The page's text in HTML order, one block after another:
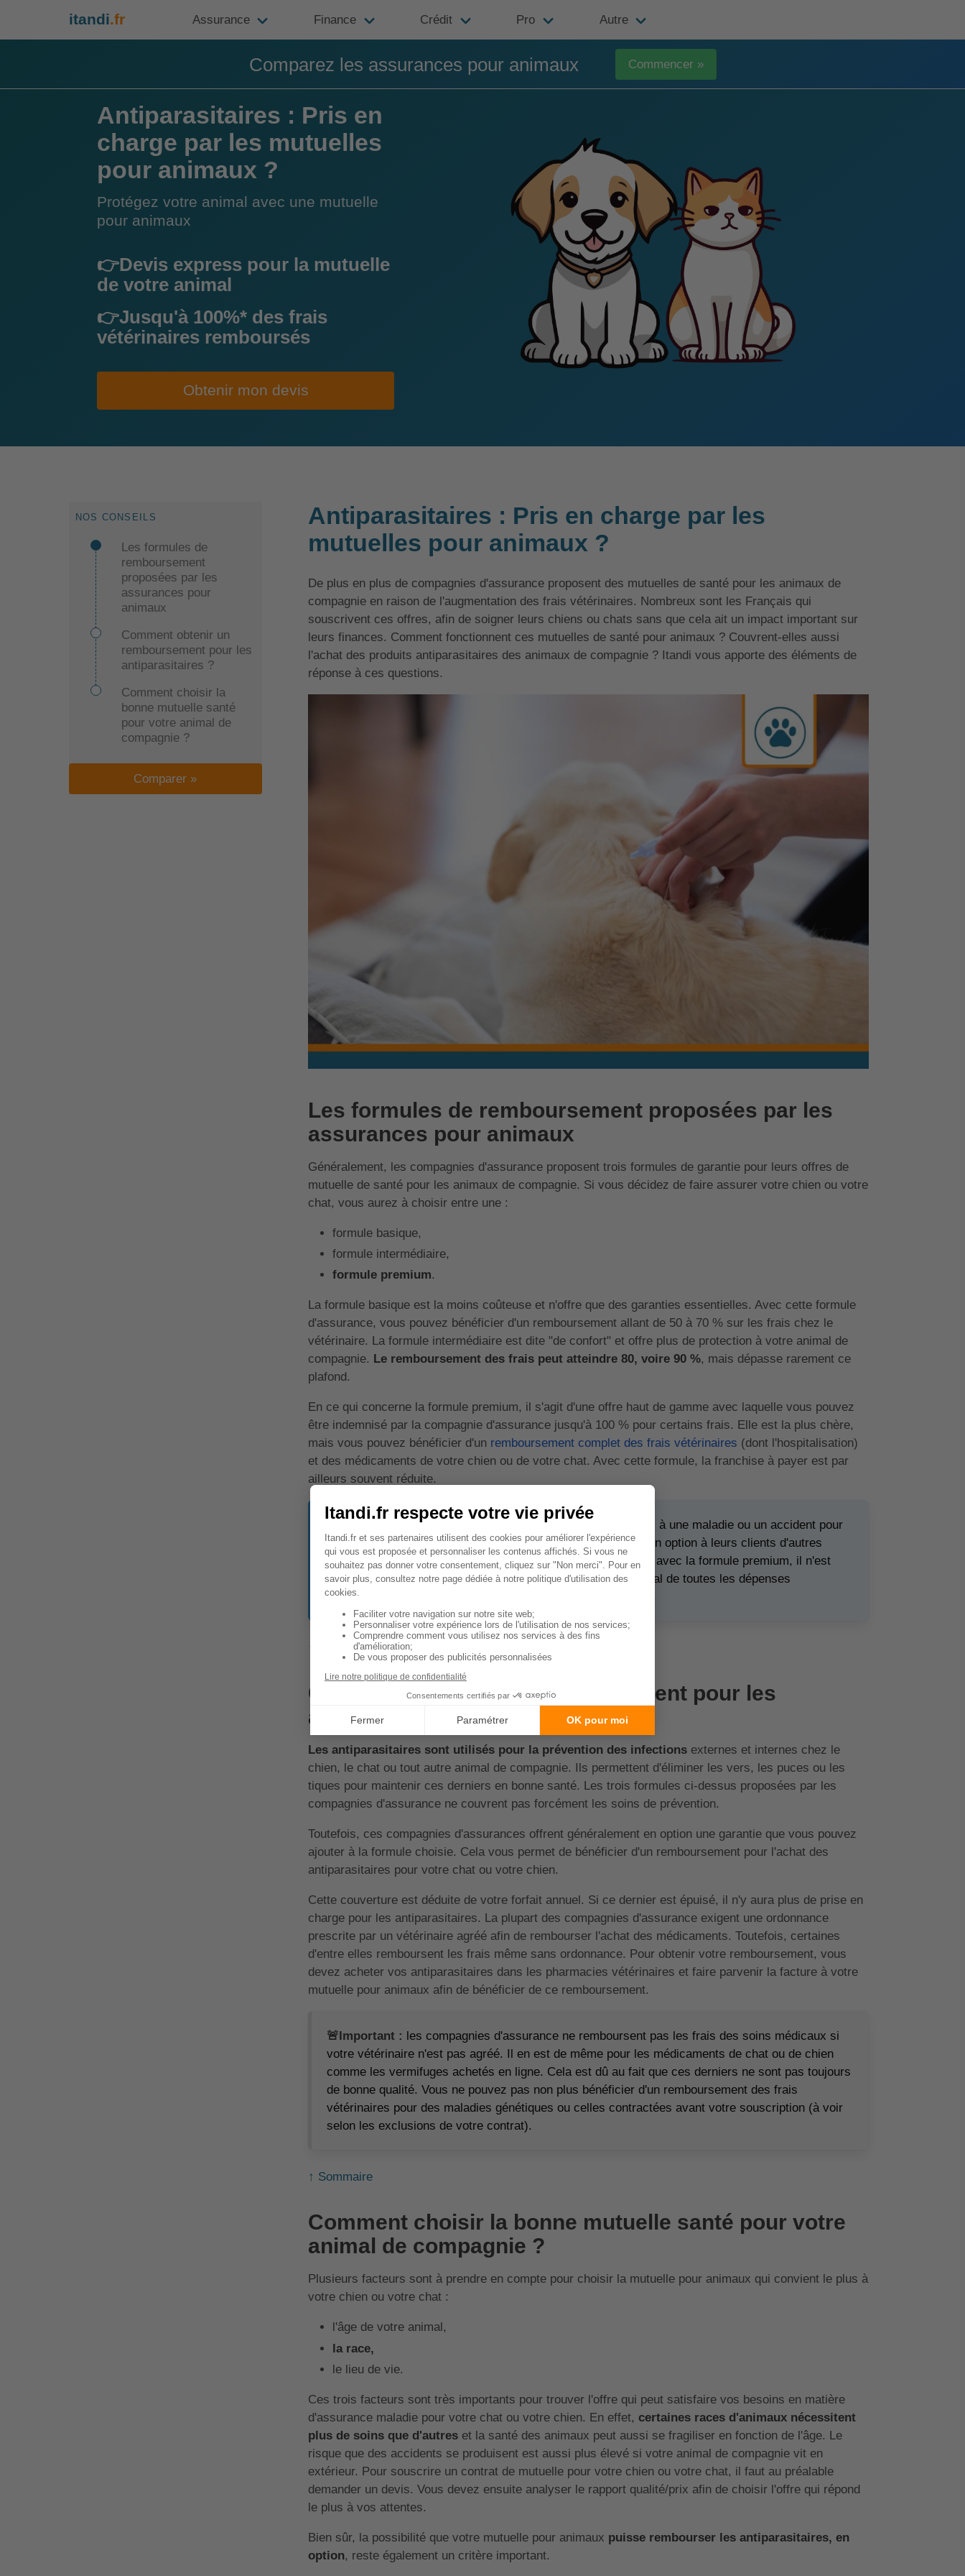
itandi.fr Assurance Finance Crédit Pro Autre
Comparez les assurances pour animaux Commencer »
Antiparasitaires : Pris en
charge par les mutuelles
pour animaux ?
Protégez votre animal avec une mutuelle
pour animaux
👉Devis express pour la mutuelle
de votre animal
👉Jusqu'à 100%* des frais
vétérinaires remboursés
Obtenir mon devis
NOS CONSEILS
Les formules de
remboursement
proposées par les
assurances pour
animaux
Comment obtenir un
remboursement pour les
antiparasitaires ?
Comment choisir la
bonne mutuelle santé
pour votre animal de
compagnie ?
Comparer »
Antiparasitaires : Pris en charge par les
mutuelles pour animaux ?
De plus en plus de compagnies d'assurance proposent des mutuelles de santé pour les animaux de
compagnie en raison de l'augmentation des frais vétérinaires. Nombreux sont les Français qui
souscrivent ces offres, afin de soigner leurs chiens ou chats sans que cela ait un impact important sur
leurs finances. Comment fonctionnent ces mutuelles de santé pour animaux ? Couvrent-elles aussi
l'achat des produits antiparasitaires des animaux de compagnie ? Itandi vous apporte des éléments de
réponse à ces questions.
Les formules de remboursement proposées par les
assurances pour animaux
Généralement, les compagnies d'assurance proposent trois formules de garantie pour leurs offres de
mutuelle de santé pour les animaux de compagnie. Si vous décidez de faire assurer votre chien ou votre
chat, vous aurez à choisir entre une :
formule basique,
formule intermédiaire,
formule premium.
La formule basique est la moins coûteuse et n'offre que des garanties essentielles. Avec cette formule
d'assurance, vous pouvez bénéficier d'un remboursement allant de 50 à 70 % sur les frais chez le
vétérinaire. La formule intermédiaire est dite "de confort" et offre plus de protection à votre animal de
compagnie. Le remboursement des frais peut atteindre 80, voire 90 %, mais dépasse rarement ce
plafond.
En ce qui concerne la formule premium, il s'agit d'une offre haut de gamme avec laquelle vous pouvez
être indemnisé par la compagnie d'assurance jusqu'à 100 % pour certains frais. Elle est la plus chère,
mais vous pouvez bénéficier d'un remboursement complet des frais vétérinaires (dont l'hospitalisation)
et des médicaments de votre chien ou de votre chat. Avec cette formule, la franchise à payer est par
ailleurs souvent réduite.
: le remboursement ne concerne que les frais liés à une maladie ou un accident pour
la formule basique. Les compagnies d'assurance proposent en option à leurs clients d'autres
garanties pour compléter leur contrat. Il faut noter que même avec la formule premium, il n'est
parfois pas possible de bénéficier d'un remboursement intégral de toutes les dépenses
vétérinaires, tout dépend de votre contrat et de la compagnie.
↑ Sommaire
Comment obtenir un remboursement pour les
antiparasitaires ?
Les antiparasitaires sont utilisés pour la prévention des infectionsexternes et internes chez le
chien, le chat ou tout autre animal de compagnie. Ils permettent d'éliminer les vers, les puces ou les
tiques pour maintenir ces derniers en bonne santé. Les trois formules ci-dessus proposées par les
compagnies d'assurance ne couvrent pas forcément les soins de prévention.
Toutefois, ces compagnies d'assurances offrent généralement en option une garantie que vous pouvez
ajouter à la formule choisie. Cela vous permet de bénéficier d'un remboursement pour l'achat des
antiparasitaires pour votre chat ou votre chien.
Cette couverture est déduite de votre forfait annuel. Si ce dernier est épuisé, il n'y aura plus de prise en
charge pour les antiparasitaires. La plupart des compagnies d'assurance exigent une ordonnance
prescrite par un vétérinaire agréé afin de rembourser l'achat des médicaments. Toutefois, certaines
d'entre elles remboursent les frais même sans ordonnance. Pour obtenir votre remboursement, vous
devez acheter vos antiparasitaires dans les pharmacies vétérinaires et faire parvenir la facture à votre
mutuelle pour animaux afin de bénéficier de ce remboursement.
🚨Important : les compagnies d'assurance ne remboursent pas les frais des soins médicaux si
votre vétérinaire n'est pas agréé. Il en est de même pour les médicaments de chat ou de chien
comme les vermifuges achetés en ligne. Cela est dû au fait que ces derniers ne sont pas toujours
de bonne qualité. Vous ne pouvez pas non plus bénéficier d'un remboursement des frais
vétérinaires pour des maladies génétiques ou celles contractées avant votre souscription (à voir
selon les exclusions de votre contrat).
↑ Sommaire
Comment choisir la bonne mutuelle santé pour votre
animal de compagnie ?
Plusieurs facteurs sont à prendre en compte pour choisir la mutuelle pour animaux qui convient le plus à
votre chien ou votre chat :
l'âge de votre animal,
la race,
le lieu de vie.
Ces trois facteurs sont très importants pour trouver l'offre qui peut satisfaire vos besoins en matière
d'assurance maladie pour votre chat ou votre chien. En effet, certaines races d'animaux nécessitent
plus de soins que d'autreset la santé des animaux peut aussi se fragiliser en fonction de l'âge. Le
risque que des accidents se produisent est aussi plus élevé si votre animal de compagnie vit en
extérieur. Pour souscrire un contrat de mutuelle pour votre chien ou votre chat, il faut au préalable
demander un devis. Vous devez ensuite analyser le rapport qualité/prix afin de choisir l'offre qui répond
le plus à vos attentes.
Bien sûr, la possibilité que votre mutuelle pour animaux puisse rembourser les antiparasitaires, en
option, reste également un critère important.